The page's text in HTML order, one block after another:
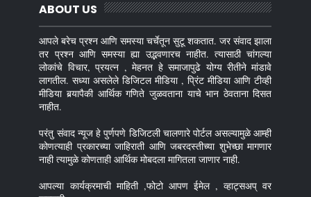
ABOUT US
आपले बरेच प्रश्न आणि समस्या चर्चेतून सुटू शकतात. जर संवाद झाला
तर प्रश्न आणि समस्या ह्या उद्भवणारच नाहीत. त्यासाठी चांगल्या
लोकांचे विचार, प्रयत्न , मेहनत हे समाजापुढे योग्य रीतीने मांडावे
लागतील. सध्या असलेले डिजिटल मीडिया , प्रिंट मीडिया आणि टीव्ही
मीडिया बर्‍यापैकी आर्थिक गणिते जुळवताना याचे भान ठेवताना दिसत
नाहीत.
परंतु संवाद न्यूज हे पुर्णपणे डिजिटली चालणारे पोर्टल असल्यामुळे आम्ही
कोणत्याही प्रकारच्या जाहिराती आणि जबरदस्तीच्या शुभेच्छा मागणार
नाही त्यामुळे कोणताही आर्थिक मोबदला मागितला जाणार नाही.
आपल्या कार्यक्रमाची माहिती ,फोटो आपण ईमेल , व्हाट्सअप् वर